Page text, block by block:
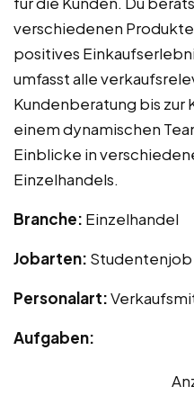
verschiedenen
positives
umfasst alle
Kundenberatung bis zur
einem dynamischen
Einblicke in
Einzelhandels.
Branche: Einzelhandel
Jobarten: Studentenjob
Personalart:
Aufgaben: